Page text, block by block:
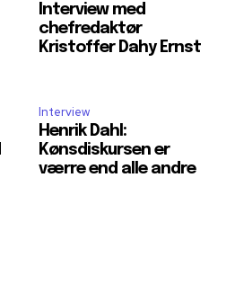
Interview med
chefredaktør
Kristoffer Dahy Ernst
Interview
Henrik Dahl:
Kønsdiskursen er
værre end alle andre